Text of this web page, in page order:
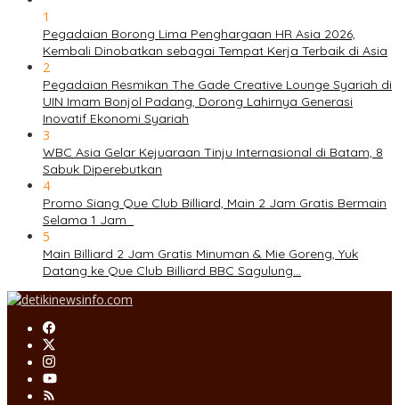
1
Pegadaian Borong Lima Penghargaan HR Asia 2026,
Kembali Dinobatkan sebagai Tempat Kerja Terbaik di Asia
2
Pegadaian Resmikan The Gade Creative Lounge Syariah di
UIN Imam Bonjol Padang, Dorong Lahirnya Generasi
Inovatif Ekonomi Syariah
3
WBC Asia Gelar Kejuaraan Tinju Internasional di Batam, 8
Sabuk Diperebutkan
4
Promo Siang Que Club Billiard, Main 2 Jam Gratis Bermain
Selama 1 Jam
5
Main Billiard 2 Jam Gratis Minuman & Mie Goreng, Yuk
Datang ke Que Club Billiard BBC Sagulung…